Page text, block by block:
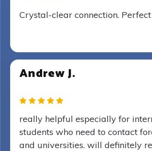
Crystal-clear connection.
Andrew J.
really helpful especially for
students who need to contact
and universities. will definitely